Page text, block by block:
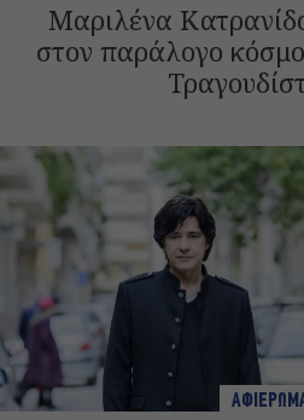
Μαριλένα
στον παράλογο